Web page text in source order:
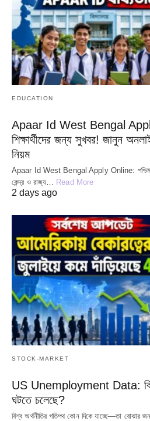
EDUCATION
Apaar Id West Bengal
শিক্ষার্থীদের জন্য সুখবর! জানুন
নিয়ম
Apaar Id West Bengal Apply Online:
কেন্দ্র ও রাজ্য…
Read More
2 days ago
STOCK-MARKET
US Unemployment Data:
ঘটতে চলেছে?
বিশ্ব অর্থনীতির গতিপথ কোন দিকে যাচ্ছে—তা বোঝার